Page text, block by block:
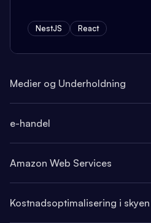
NestJS React
Medier og Underholdning
e-handel
Amazon Web Services
Kostnadsoptimalisering i skyen